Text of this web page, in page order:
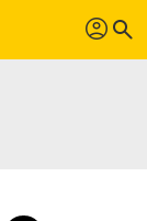
profil search